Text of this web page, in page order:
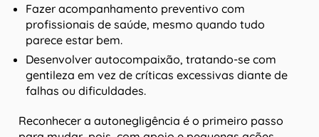
Fazer acompanhamento preventivo com
profissionais de saúde, mesmo quando tudo
parece estar bem.
Desenvolver autocompaixão, tratando-se com
gentileza em vez de críticas excessivas diante de
falhas ou dificuldades.
Reconhecer a autonegligência é o primeiro passo